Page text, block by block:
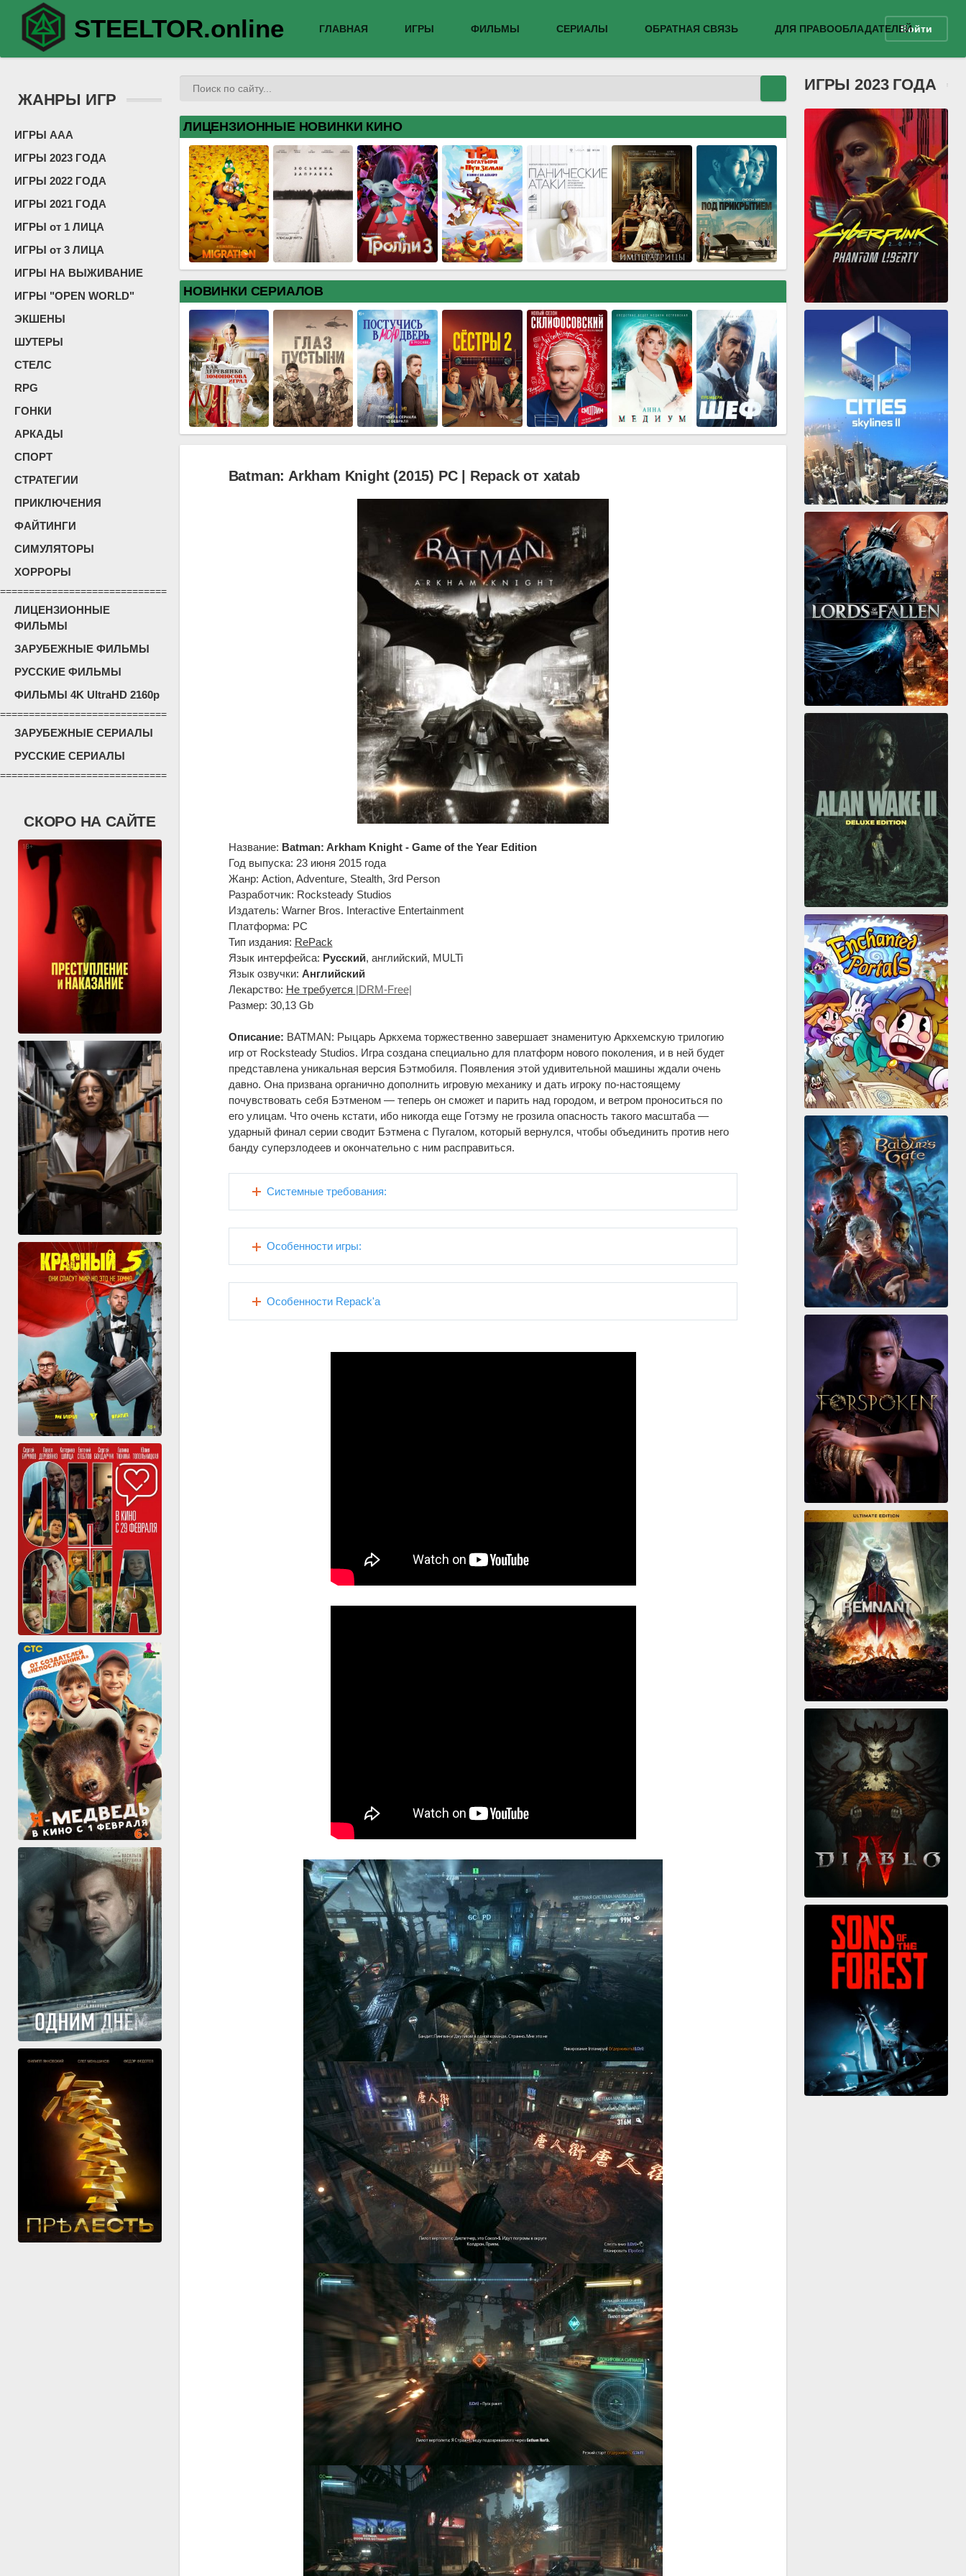
STEELTOR.online ГЛАВНАЯ ИГРЫ ФИЛЬМЫ СЕРИАЛЫ ОБРАТНАЯ СВЯЗЬ ДЛЯ ПРАВООБЛАДАТЕЛЕЙВойти
ЖАНРЫ ИГР
ИГРЫ ААА
ИГРЫ 2023 ГОДА
ИГРЫ 2022 ГОДА
ИГРЫ 2021 ГОДА
ИГРЫ от 1 ЛИЦА
ИГРЫ от 3 ЛИЦА
ИГРЫ НА ВЫЖИВАНИЕ
ИГРЫ "OPEN WORLD"
ЭКШЕНЫ
ШУТЕРЫ
СТЕЛС
RPG
ГОНКИ
АРКАДЫ
СПОРТ
СТРАТЕГИИ
ПРИКЛЮЧЕНИЯ
ФАЙТИНГИ
СИМУЛЯТОРЫ
ХОРРОРЫ
=============================
ЛИЦЕНЗИОННЫЕ
ФИЛЬМЫ
ЗАРУБЕЖНЫЕ ФИЛЬМЫ
РУССКИЕ ФИЛЬМЫ
ФИЛЬМЫ 4K UltraHD 2160p
=============================
ЗАРУБЕЖНЫЕ СЕРИАЛЫ
РУССКИЕ СЕРИАЛЫ
=============================
СКОРО НА САЙТЕ
ЛИЦЕНЗИОННЫЕ НОВИНКИ КИНО
НОВИНКИ СЕРИАЛОВ
Batman: Arkham Knight (2015) PC | Repack от xatab
Название: Batman: Arkham Knight - Game of the Year Edition
Год выпуска: 23 июня 2015 года
Жанр: Action, Adventure, Stealth, 3rd Person
Разработчик: Rocksteady Studios
Издатель: Warner Bros. Interactive Entertainment
Платформа: PC
Тип издания: RePack
Язык интерфейса: Русский, английский, MULTi
Язык озвучки: Английский
Лекарство: Не требуется |DRM-Free|
Размер: 30,13 Gb
Описание: BATMAN: Рыцарь Аркхема торжественно завершает знаменитую Аркхемскую трилогию
игр от Rocksteady Studios. Игра создана специально для платформ нового поколения, и в ней будет
представлена уникальная версия Бэтмобиля. Появления этой удивительной машины ждали очень
давно. Она призвана органично дополнить игровую механику и дать игроку по-настоящему
почувствовать себя Бэтменом — теперь он сможет и парить над городом, и ветром проноситься по
его улицам. Что очень кстати, ибо никогда еще Готэму не грозила опасность такого масштаба —
ударный финал серии сводит Бэтмена с Пугалом, который вернулся, чтобы объединить против него
банду суперзлодеев и окончательно с ним расправиться.
Системные требования:
Особенности игры:
Особенности Repack'a
ИГРЫ 2023 ГОДА